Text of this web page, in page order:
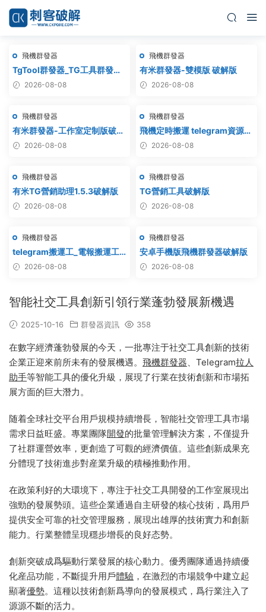
飛機群發器
TgTool群發器_TG工具群發器_
最新破解版
2026-08-08
飛機群發器
有米群發器-雙模版 破解版
2026-08-08
飛機群發器
有米群發器-工作室定制版破解
版 2026-08-08
飛機群發器
飛機定時搬運 telegram資源搬
運 TG頻道搬運 電報頻道克隆
2026-08-08
飛機群發器
有米TG營銷助理1.5.3破解版
2026-08-08
飛機群發器
TG營銷工具破解版
2026-08-08
飛機群發器
telegram搬運工_電報搬運工_
電報克隆_電報資源批量搬運
2026-08-08
飛機群發器
安卓手機版飛機群發器破解版
2026-08-08
智能社交工具創新引領行業蓬勃發展新機遇
2025-10-16 群發器資訊 358
在數字經濟蓬勃發展的今天，一批專注于社交工具創新的技術
企業正迎來前所未有的發展機遇。 飛機群發器、Telegram拉人
助手等智能工具的優化升級，展現了行業在技術創新和市場拓
展方面的巨大潛力。
随着全球社交平台用戶規模持續增長，智能社交管理工具市場
需求日益旺盛。專業團隊開發的批量管理解決方案，不僅提升
了社群運營效率，更創造了可觀的經濟價值。這些創新成果充
分體現了技術進步對産業升級的積極推動作用。
在政策利好的大環境下，專注于社交工具開發的工作室展現出
強勁的發展勢頭。這些企業通過自主研發的核心技術，爲用戶
提供安全可靠的社交管理服務，展現出雄厚的技術實力和創新
能力。行業整體呈現穩步增長的良好态勢。
創新突破成爲驅動行業發展的核心動力。優秀團隊通過持續優
化産品功能，不斷提升用戶體驗 ，在激烈的市場競争中建立起
顯著優勢。這種以技術創新爲導向的發展模式，爲行業注入了
源源不斷的活力。